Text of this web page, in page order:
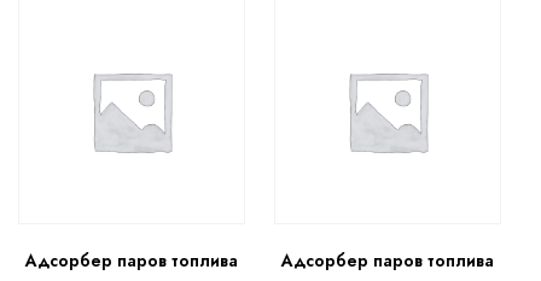
Адсорбер паров топлива Адсорбер паров топлива